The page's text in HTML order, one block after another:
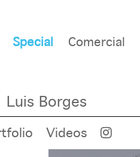
Special Comercial
Luis Borges
Videos